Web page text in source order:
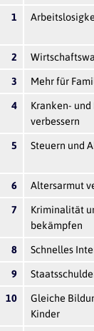
1
2
3 Mehr für
4
Kranken-
verbessern
5 Steuern und
6 Altersarmut
7
Kriminalität
bekämpfen
8 Schnelles
9
10
Gleiche
Kinder